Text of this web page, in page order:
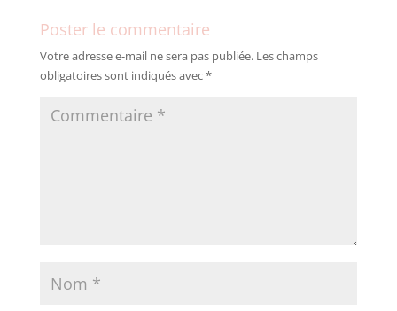
Poster le commentaire
Votre adresse e-mail ne sera pas publiée. Les champs
obligatoires sont indiqués avec*